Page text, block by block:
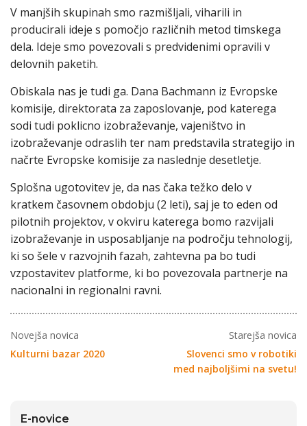
V manjših skupinah smo razmišljali, viharili in
producirali ideje s pomočjo različnih metod timskega
dela. Ideje smo povezovali s predvidenimi opravili v
delovnih paketih.
Obiskala nas je tudi ga. Dana Bachmann iz Evropske
komisije, direktorata za zaposlovanje, pod katerega
sodi tudi poklicno izobraževanje, vajeništvo in
izobraževanje odraslih ter nam predstavila strategijo in
načrte Evropske komisije za naslednje desetletje.
Splošna ugotovitev je, da nas čaka težko delo v
kratkem časovnem obdobju (2 leti), saj je to eden od
pilotnih projektov, v okviru katerega bomo razvijali
izobraževanje in usposabljanje na področju tehnologij,
ki so šele v razvojnih fazah, zahtevna pa bo tudi
vzpostavitev platforme, ki bo povezovala partnerje na
nacionalni in regionalni ravni.
Novejša novica
Kulturni bazar 2020
Starejša novica
Slovenci smo v robotiki
med najboljšimi na svetu!
E-novice